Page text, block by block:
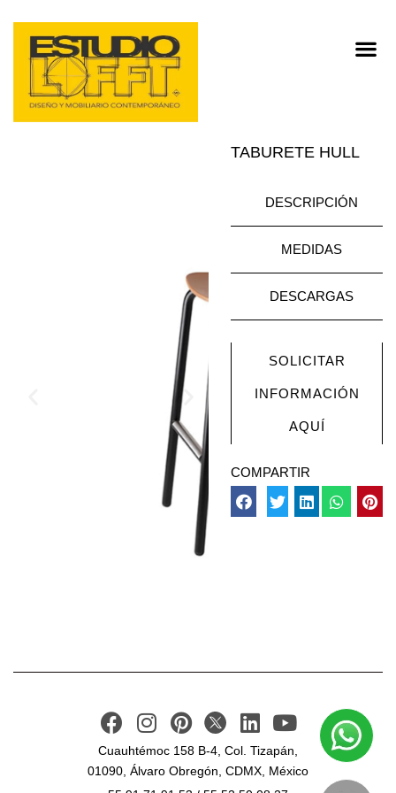
TABURETE HULL
DESCRIPCIÓN
MEDIDAS
DESCARGAS
SOLICITAR
INFORMACIÓN
AQUÍ
COMPARTIR
Cuauhtémoc 158 B-4, Col. Tizapán,
01090, Álvaro Obregón, CDMX, México